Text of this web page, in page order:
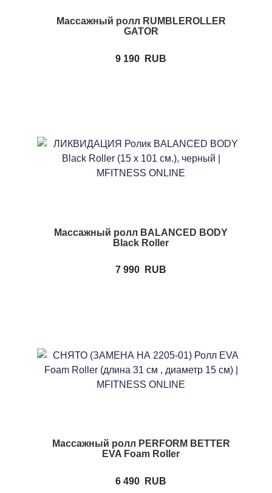
Массажный ролл RUMBLEROLLER
GATOR
9 190 RUB
Массажный ролл BALANCED BODY
Black Roller
7 990 RUB
Массажный ролл PERFORM BETTER
EVA Foam Roller
6 490 RUB